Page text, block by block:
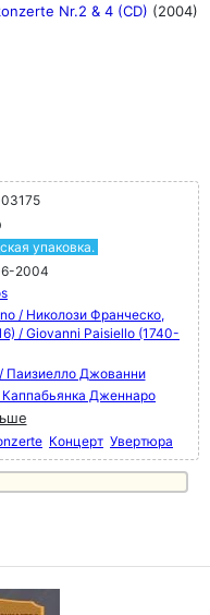
Nr.2 & 4 (CD) (2004)
упаковка.
2004
/ Николози Франческо,
/ Giovanni Paisiello (1740-
Паизиелло Джованни
Дженнаро
Концерт Увертюра